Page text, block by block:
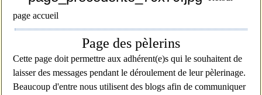
page accueil
Page des pèlerins
Cette page doit permettre aux adhérent(e)s qui le souhaitent de
laisser des messages pendant le déroulement de leur pèlerinage.
Beaucoup d'entre nous utilisent des blogs afin de communiquer